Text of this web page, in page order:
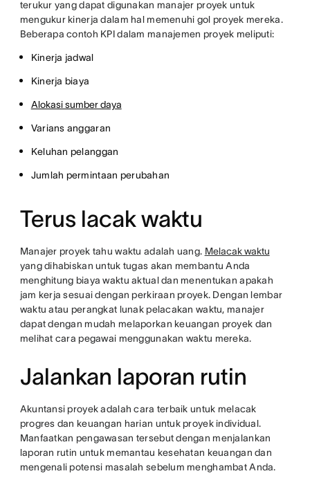
terukur yang dapat digunakan manajer proyek untuk
mengukur kinerja dalam hal memenuhi gol proyek mereka.
Beberapa contoh KPI dalam manajemen proyek meliputi:
Kinerja jadwal
Kinerja biaya
Alokasi sumber daya
Varians anggaran
Keluhan pelanggan
Jumlah permintaan perubahan
Terus lacak waktu
Manajer proyek tahu waktu adalah uang. Melacak waktu
yang dihabiskan untuk tugas akan membantu Anda
menghitung biaya waktu aktual dan menentukan apakah
jam kerja sesuai dengan perkiraan proyek. Dengan lembar
waktu atau perangkat lunak pelacakan waktu, manajer
dapat dengan mudah melaporkan keuangan proyek dan
melihat cara pegawai menggunakan waktu mereka.
Jalankan laporan rutin
Akuntansi proyek adalah cara terbaik untuk melacak
progres dan keuangan harian untuk proyek individual.
Manfaatkan pengawasan tersebut dengan menjalankan
laporan rutin untuk memantau kesehatan keuangan dan
mengenali potensi masalah sebelum menghambat Anda.